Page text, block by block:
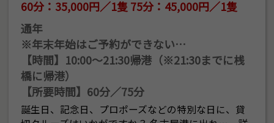
60分：35,000円／1隻 75分：45,000円／1隻
通年
※年末年始はご予約ができない…
【時間】10:00～21:30帰港（※21:30までに桟
橋に帰港）
【所要時間】60分／75分
誕生日、記念日、プロポーズなどの特別な日に、貸